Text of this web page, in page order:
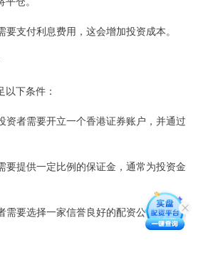
支付利息费用，这会增加投资成本。
下条件：
资者需要开立一个香港证券账户，并通过
要提供一定比例的保证金，通常为投资金
需要选择一家信誉良好的配资公司，并了